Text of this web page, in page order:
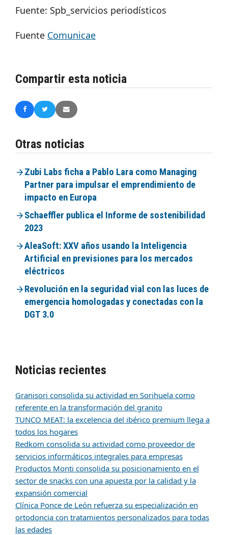
Fuente: Spb_servicios periodísticos
Fuente Comunicae
Compartir esta noticia
Otras noticias
Zubi Labs ficha a Pablo Lara como Managing
Partner para impulsar el emprendimiento de
impacto en Europa
Schaeffler publica el Informe de sostenibilidad
2023
AleaSoft: XXV años usando la Inteligencia
Artificial en previsiones para los mercados
eléctricos
Revolución en la seguridad vial con las luces de
emergencia homologadas y conectadas con la
DGT 3.0
Noticias recientes
Granisori consolida su actividad en Sorihuela como
referente en la transformación del granito
TUNCO MEAT: la excelencia del ibérico premium llega a
todos los hogares
Redkom consolida su actividad como proveedor de
servicios informáticos integrales para empresas
Productos Monti consolida su posicionamiento en el
sector de snacks con una apuesta por la calidad y la
expansión comercial
Clínica Ponce de León refuerza su especialización en
ortodoncia con tratamientos personalizados para todas
las edades